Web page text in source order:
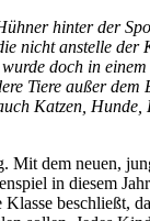
hinter der
nicht anstelle der
doch in
Tiere außer dem
Katzen,
Mit dem neuen,
in diesem
beschließt,